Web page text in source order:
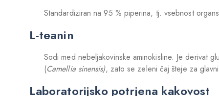
Standardiziran na 95 % piperina, tj. vsebnost
L-teanin
Sodi med nebeljakovinske aminokisline. Je derivat
(Camellia sinensis), zato se zeleni čaj šteje za
Laboratorijsko potrjena kakovost